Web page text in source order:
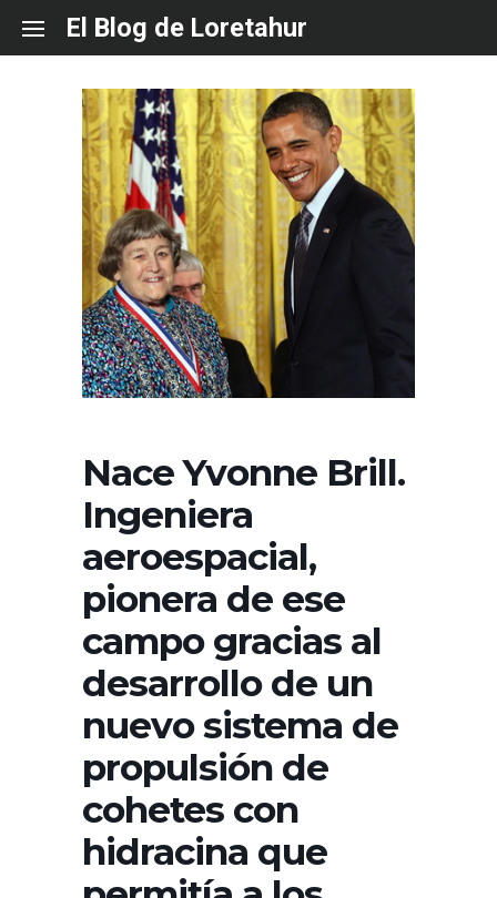
content
El Blog de Loretahur
Nace Yvonne Brill.
Ingeniera
aeroespacial,
pionera de ese
campo gracias al
desarrollo de un
nuevo sistema de
propulsión de
cohetes con
hidracina que